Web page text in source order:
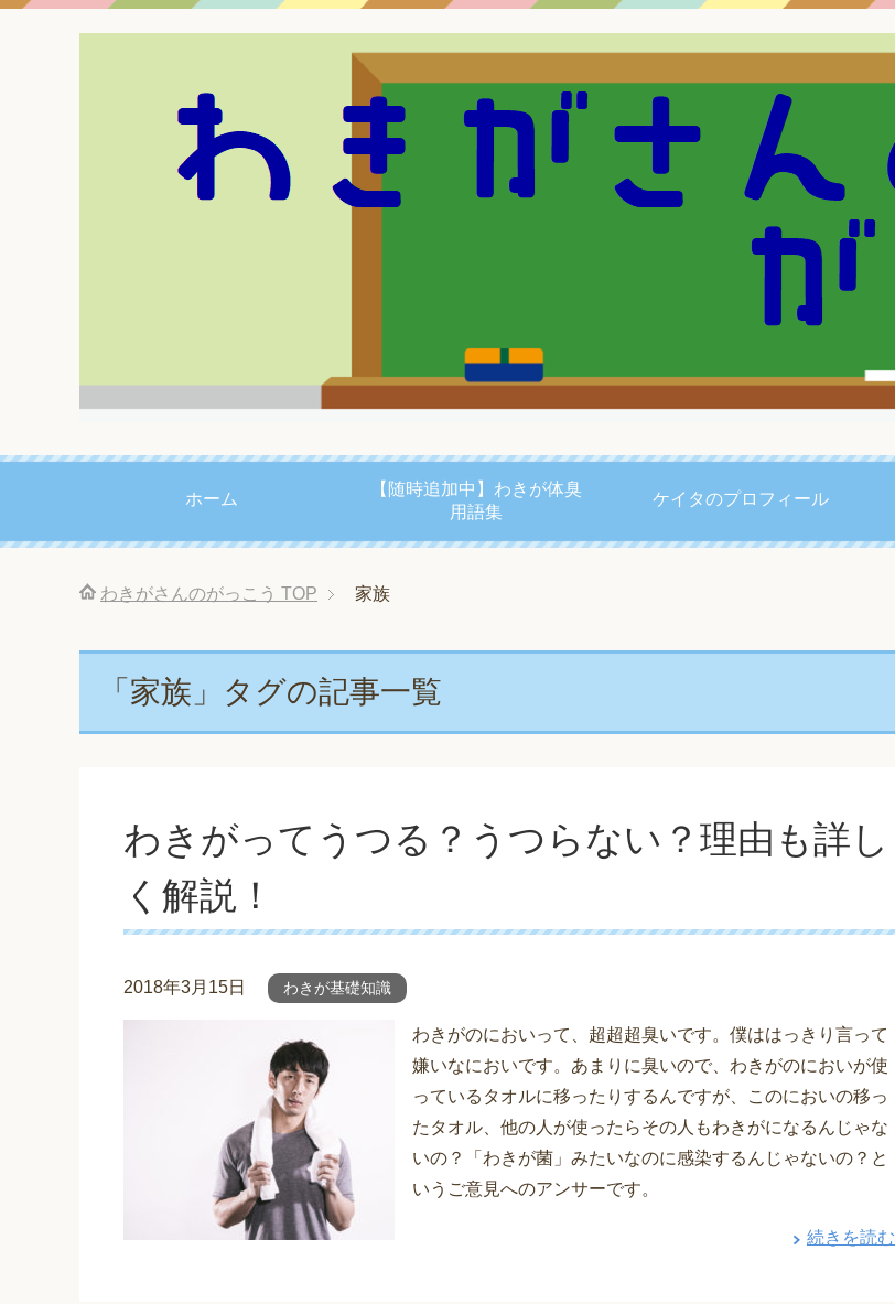
ホーム
【随時追加中】わきが体臭
用語集
ケイタのプロフィール
わきがさんのがっこう TOP 家族
「家族」タグの記事一覧
わきがってうつる？うつらない？理由も詳し
く解説！
2018年3月15日 わきが基礎知識
わきがのにおいって、超超超臭いです。僕ははっきり言って
嫌いなにおいです。あまりに臭いので、わきがのにおいが使
っているタオルに移ったりするんですが、このにおいの移っ
たタオル、他の人が使ったらその人もわきがになるんじゃな
いの？「わきが菌」みたいなのに感染するんじゃないの？と
いうご意見へのアンサーです。
続きを読む